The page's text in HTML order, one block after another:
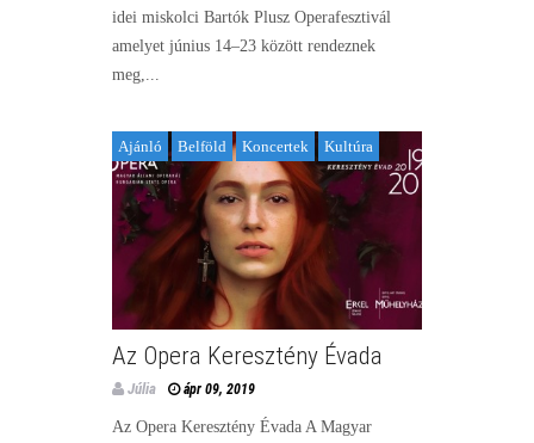
idei miskolci Bartók Plusz Operafesztivál
amelyet június 14–23 között rendeznek
meg,...
Ajánló Belföld Koncertek Kultúra
Az Opera Keresztény Évada
Júlia ápr 09, 2019
Az Opera Keresztény Évada A Magyar